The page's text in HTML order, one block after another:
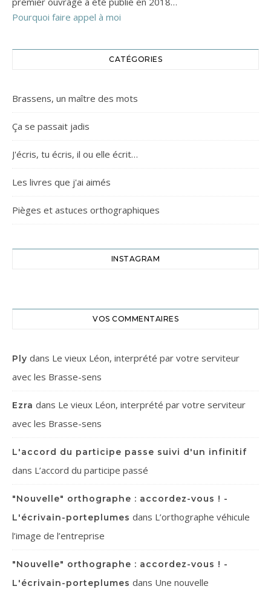
Pourquoi faire appel à moi
CATÉGORIES
Brassens, un maître des mots
Ça se passait jadis
J'écris, tu écris, il ou elle écrit…
Les livres que j'ai aimés
Pièges et astuces orthographiques
INSTAGRAM
VOS COMMENTAIRES
Ply dans Le vieux Léon, interprété par votre serviteur
avec les Brasse-sens
Ezra dans Le vieux Léon, interprété par votre serviteur
avec les Brasse-sens
L'accord du participe passe suivi d'un infinitif
dans L’accord du participe passé
"Nouvelle" orthographe : accordez-vous ! -
L'écrivain-porteplumes dans L’orthographe véhicule
l’image de l’entreprise
"Nouvelle" orthographe : accordez-vous ! -
L'écrivain-porteplumes dans Une nouvelle